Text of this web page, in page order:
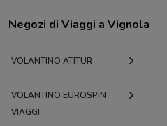
Negozi di Viaggi a Vignola
VOLANTINO ATITUR
VOLANTINO EUROSPIN
VIAGGI